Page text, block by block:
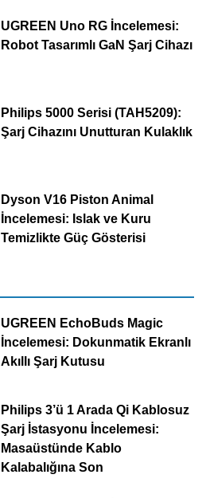
UGREEN Uno RG İncelemesi:
Robot Tasarımlı GaN Şarj Cihazı
Philips 5000 Serisi (TAH5209):
Şarj Cihazını Unutturan Kulaklık
Dyson V16 Piston Animal
İncelemesi: Islak ve Kuru
Temizlikte Güç Gösterisi
UGREEN EchoBuds Magic
İncelemesi: Dokunmatik Ekranlı
Akıllı Şarj Kutusu
Philips 3’ü 1 Arada Qi Kablosuz
Şarj İstasyonu İncelemesi:
Masaüstünde Kablo
Kalabalığına Son